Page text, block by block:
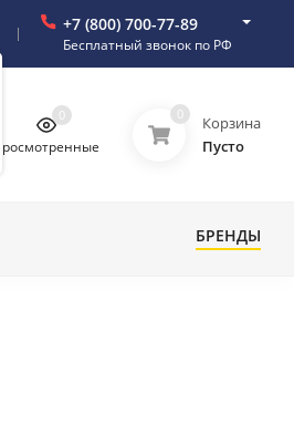
+7 (800) 700-77-89
Бесплатный звонок по РФ
Просмотренные
0 0
Корзина
Пусто
БРЕНДЫ